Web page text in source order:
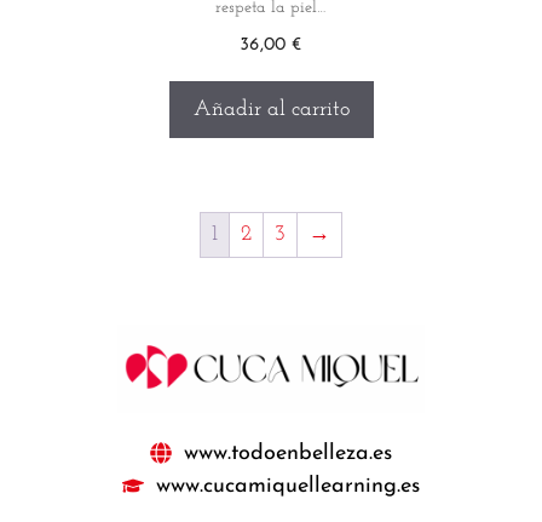
respeta la piel…
36,00 €
Añadir al carrito
1 2 3 →
www.todoenbelleza.es
www.cucamiquellearning.es